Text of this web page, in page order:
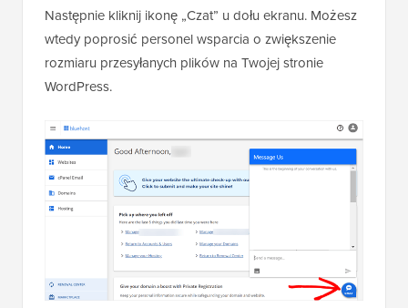
Następnie kliknij ikonę „Czat” u dołu ekranu. Możesz
wtedy poprosić personel wsparcia o zwiększenie
rozmiaru przesyłanych plików na Twojej stronie
WordPress.